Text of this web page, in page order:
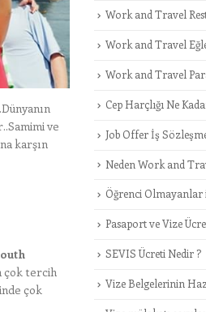
ve
karşın
çok tercih
çok
Work and Travel
Work and Travel
Work and Travel
Cep Harçlığı Ne
Job Offer İş
Neden Work and
Öğrenci
Pasaport ve Vize
SEVIS Ücreti Nedir ?
Vize Belgelerinin